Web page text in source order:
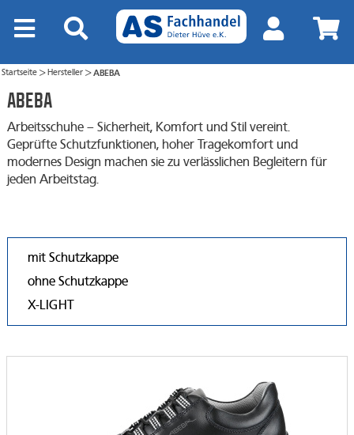
Startseite > Hersteller >ABEBA
ABEBA
Arbeitsschuhe – Sicherheit, Komfort und Stil vereint.
Geprüfte Schutzfunktionen, hoher Tragekomfort und
modernes Design machen sie zu verlässlichen Begleitern für
jeden Arbeitstag.
mit Schutzkappe
ohne Schutzkappe
X-LIGHT